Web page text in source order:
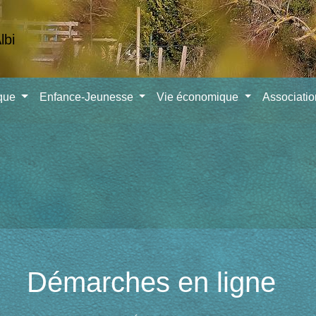
Enfance-Jeunesse Vie économique
Démarches en ligne